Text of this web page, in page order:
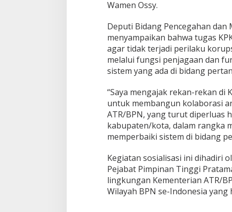
u
i
s
-
c
o
u
c
t
d
a
l
m
L
a
y
a
Wamen Ossy.
Deputi Bidang Pencegahan dan
menyampaikan bahwa tugas
agar tidak terjadi perilaku
melalui fungsi penjagaan dan
sistem yang ada di bidang
“Saya mengajak rekan-rekan di
untuk membangun kolaborasi
ATR/BPN, yang turut diperluas
kabupaten/kota, dalam rangka
memperbaiki sistem di bidang
Kegiatan sosialisasi ini dihadiri
Pejabat Pimpinan Tinggi
lingkungan Kementerian ATR/
Wilayah BPN se-Indonesia yang